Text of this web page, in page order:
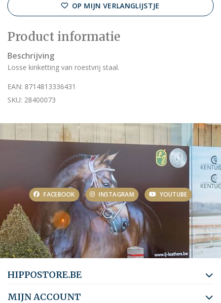
OP MIJN VERLANGLIJSTJE
Product informatie
Beschrijving
Losse kinketting van roestvrij staal.
EAN: 8714813336431
SKU: 28400073
FACEBOOK INSTAGRAM YOUTUBE
HIPPOSTORE.BE
MIJN ACCOUNT